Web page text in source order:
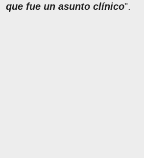
que fue un asunto clínico".